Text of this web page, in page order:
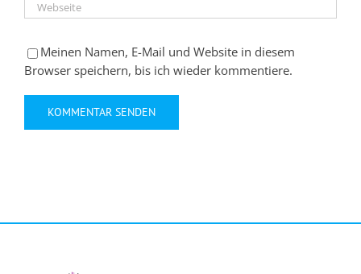
Meinen Namen, E-Mail und Website in diesem
Browser speichern, bis ich wieder kommentiere.